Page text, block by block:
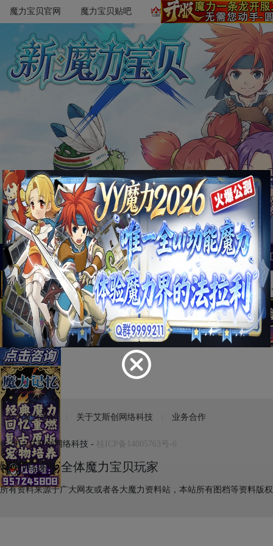
魔力宝贝官网 魔力宝贝贴吧
首页 萌新必读 文章攻略 游戏数据 魔易所
Test
关于魔力百科 关于艾斯创网络科技 业务合作
© 2014 艾斯创网络科技 - 桂ICP备14005763号-6
特别鸣谢：全体魔力宝贝玩家
所有资料来源于广大网友或者各大魔力资料站，本站所有图档等资料版